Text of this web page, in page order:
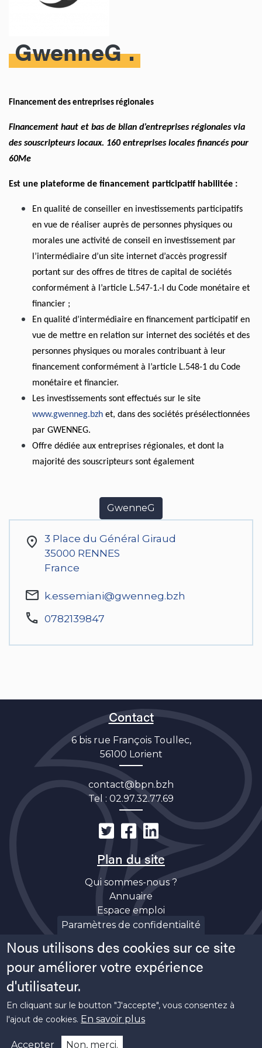
GwenneG
Financement des entreprises régionales
Financement haut et bas de bilan d’entreprises régionales via
des souscripteurs locaux. 160 entreprises locales financés pour
60Me
Est une plateforme de financement participatif habilitée :
En qualité de conseiller en investissements participatifs
en vue de réaliser auprès de personnes physiques ou
morales une activité de conseil en investissement par
l’intermédiaire d’un site internet d’accès progressif
portant sur des offres de titres de capital de sociétés
conformément à l’article L.547-1.-I du Code monétaire et
financier ;
En qualité d’intermédiaire en financement participatif en
vue de mettre en relation sur internet des sociétés et des
personnes physiques ou morales contribuant à leur
financement conformément à l’article L.548-1 du Code
monétaire et financier.
Les investissements sont effectués sur le site
www.gwenneg.bzh et, dans des sociétés présélectionnées
par GWENNEG.
Offre dédiée aux entreprises régionales, et dont la
majorité des souscripteurs sont également
GwenneG
3 Place du Général Giraud
35000 RENNES
France
k.essemiani@gwenneg.bzh
0782139847
Contact
6 bis rue François Toullec,
56100 Lorient
contact@bpn.bzh
Tel : 02.97.32.77.69
Plan du site
Qui sommes-nous ?
Annuaire
Espace emploi
Découverte
Soutiens
Copyright ©2026 Bretagne Pôle Naval -
Paramètres de confidentialité
Nous utilisons des cookies sur ce site
pour améliorer votre expérience
d'utilisateur.
En cliquant sur le boutton "J'accepte", vous consentez à
l'ajout de cookies. En savoir plus
Accepter Non, merci.